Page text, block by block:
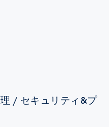
/ セキュリティ&プ